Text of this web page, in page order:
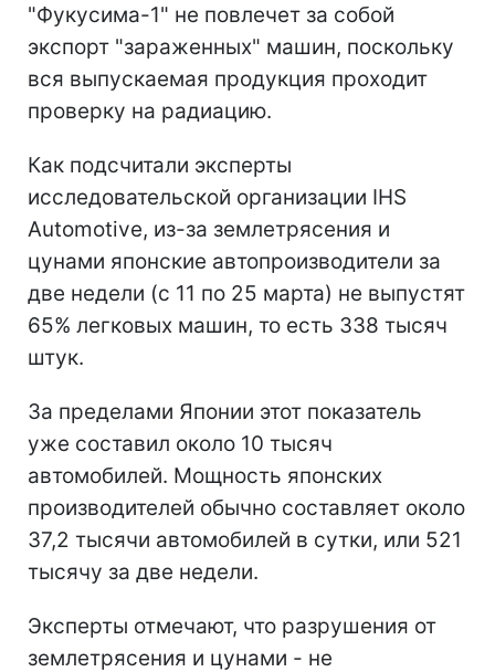
"Фукусима-1" не повлечет за собой
экспорт "зараженных" машин, поскольку
вся выпускаемая продукция проходит
проверку на радиацию.
Как подсчитали эксперты
исследовательской организации IHS
Automotive, из-за землетрясения и
цунами японские автопроизводители за
две недели (с 11 по 25 марта) не выпустят
65% легковых машин, то есть 338 тысяч
штук.
За пределами Японии этот показатель
уже составил около 10 тысяч
автомобилей. Мощность японских
производителей обычно составляет около
37,2 тысячи автомобилей в сутки, или 521
тысячу за две недели.
Эксперты отмечают, что разрушения от
землетрясения и цунами - не